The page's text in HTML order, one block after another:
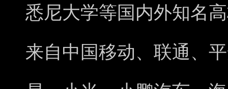
悉尼大学等国内外知名
来自中国移动、联通、